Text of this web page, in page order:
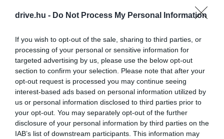
drive.hu - Do Not Process My Personal Information
If you wish to opt-out of the sale, sharing to third parties, or
processing of your personal or sensitive information for
targeted advertising by us, please use the below opt-out
section to confirm your selection. Please note that after your
opt-out request is processed you may continue seeing
interest-based ads based on personal information utilized by
us or personal information disclosed to third parties prior to
your opt-out. You may separately opt-out of the further
disclosure of your personal information by third parties on the
IAB’s list of downstream participants. This information may
A JEGES KRÁTER – MOUNT EREBUS,
Új-Zélandi territórium ez a csodálatos hely az
Antarktiszon: a Mount Erebus a maga 3794
méterével az Antarktisz második legmagasabb
vulkánja, nem mellesleg aktív is, egy hatalmas
kráterrel. Ez a világ egyik leghidegebb helye, így
amikor itt kitör a vulkán, a jég a forró lávával
találkozik, a hideg miatt pedig hamar meg is köt a
folyékony kőzet.